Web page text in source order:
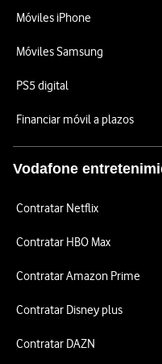
Móviles iPhone
Móviles Samsung
PS5 digital
Financiar móvil a plazos
Vodafone
Contratar Netflix
Contratar HBO Max
Contratar Amazon Prime
Contratar Disney plus
Contratar DAZN